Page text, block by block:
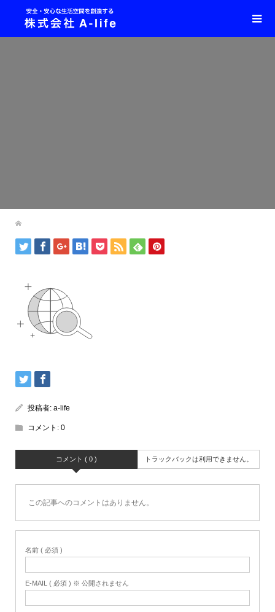
投稿者: a-life
コメント: 0
コメント ( 0 ) トラックバックは利用できません。
この記事へのコメントはありません。
名前 ( 必須 )
E-MAIL ( 必須 ) ※ 公開されません